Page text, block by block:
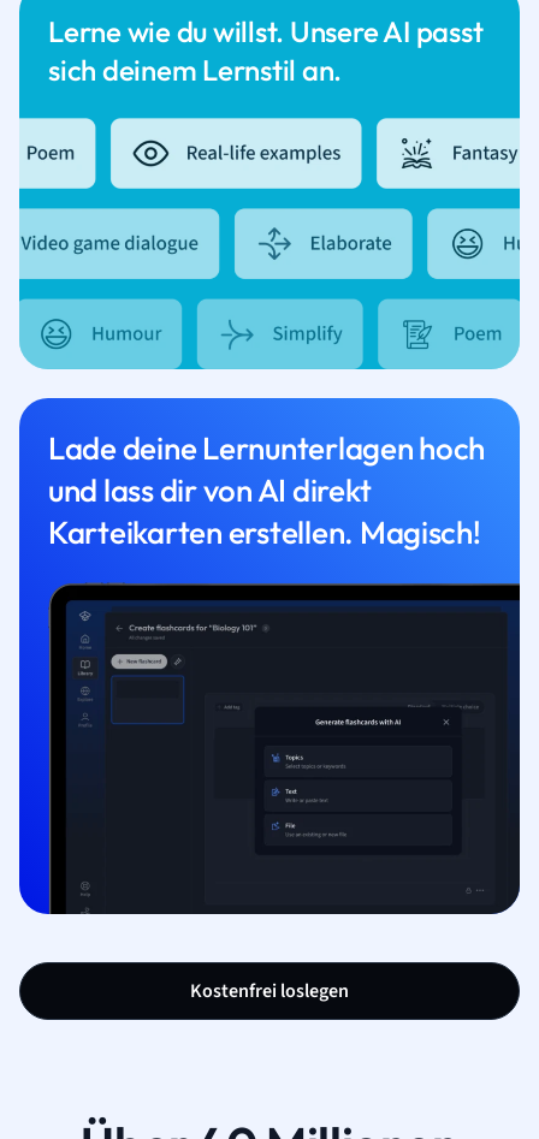
Lerne wie du willst. Unsere AI passt
sich deinem Lernstil an.
Lade deine Lernunterlagen hoch
und lass dir von AI direkt
Karteikarten erstellen. Magisch!
Kostenfrei loslegen